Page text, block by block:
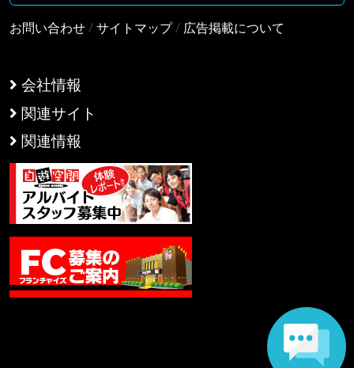
会社情報
関連サイト
関連情報
お問い合わせ/サイトマップ/ 広告掲載について